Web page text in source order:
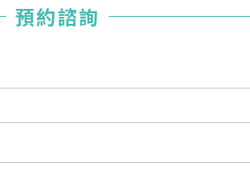
預約諮詢
已成功送出，經本協會理事會審核
於會員入會時繳納；常年會費1200